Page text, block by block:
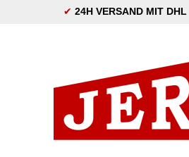
✔ 24H VERSAND MIT DHL